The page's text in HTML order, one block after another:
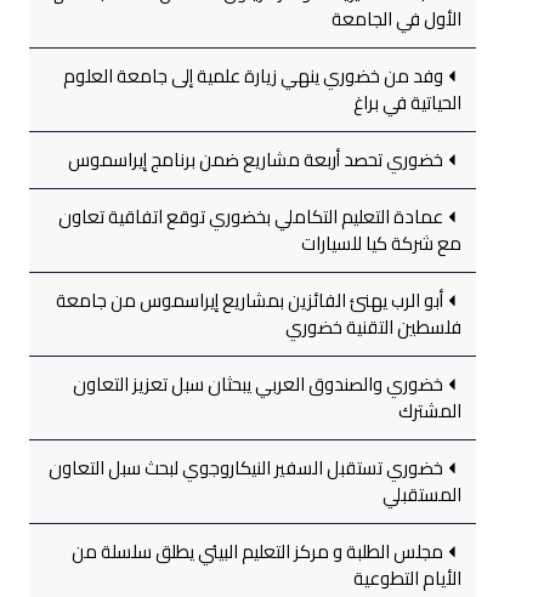
الأول في الجامعة
وفد من خضوري ينهي زيارة علمية إلى جامعة العلوم
الحياتية في براغ
خضوري تحصد أربعة مشاريع ضمن برنامج إيراسموس
عمادة التعليم التكاملي بخضوري توقع اتفاقية تعاون
مع شركة كيا للسيارات
أبو الرب يهنئ الفائزين بمشاريع إيراسموس من جامعة
فلسطين التقنية خضوري
خضوري والصندوق العربي يبحثان سبل تعزيز التعاون
المشترك
خضوري تستقبل السفير النيكاروجوي لبحث سبل التعاون
المستقبلي
مجلس الطلبة و مركز التعليم البيئي يطلق سلسلة من
الأيام التطوعية